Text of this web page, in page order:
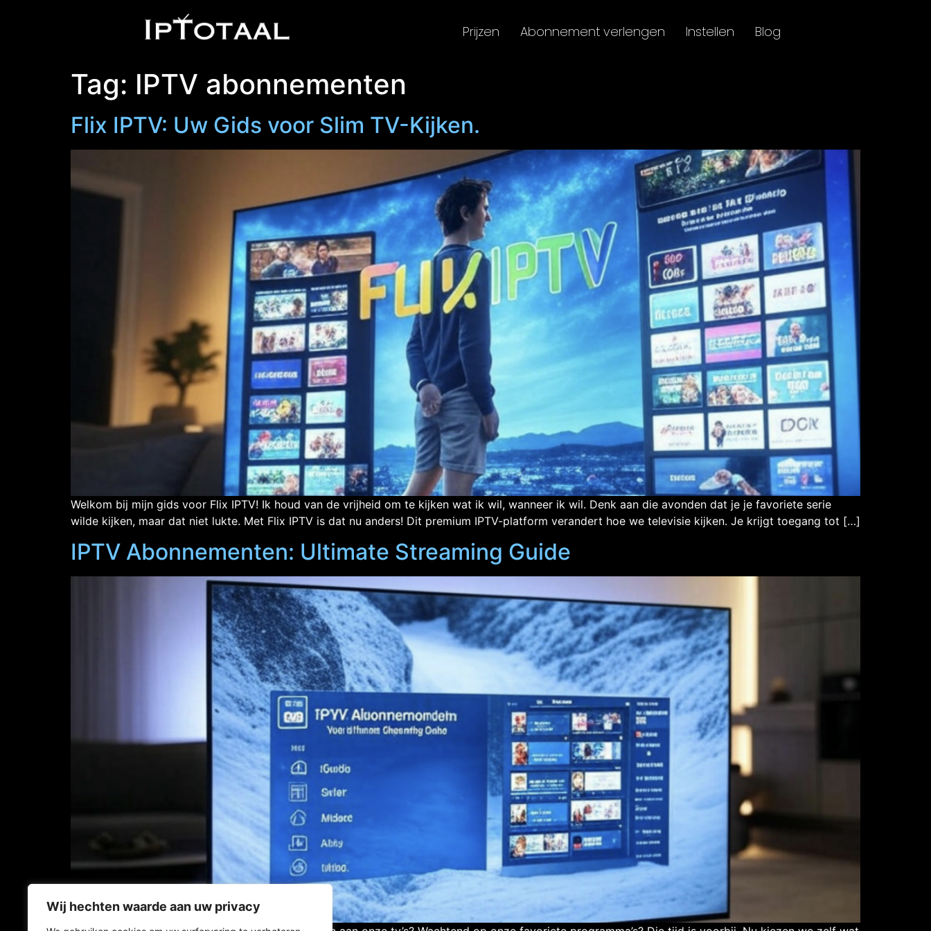
Wij hechten waarde aan uw privacy
Prijzen Abonnement verlengen Instellen Blog
Tag: IPTV abonnementen
Flix IPTV: Uw Gids voor Slim TV-Kijken.
Welkom bij mijn gids voor Flix IPTV! Ik houd van de vrijheid om te kijken wat ik wil, wanneer ik wil. Denk aan die avonden dat je je favoriete serie
wilde kijken, maar dat niet lukte. Met Flix IPTV is dat nu anders! Dit premium IPTV-platform verandert hoe we televisie kijken. Je krijgt toegang tot […]
IPTV Abonnementen: Ultimate Streaming Guide